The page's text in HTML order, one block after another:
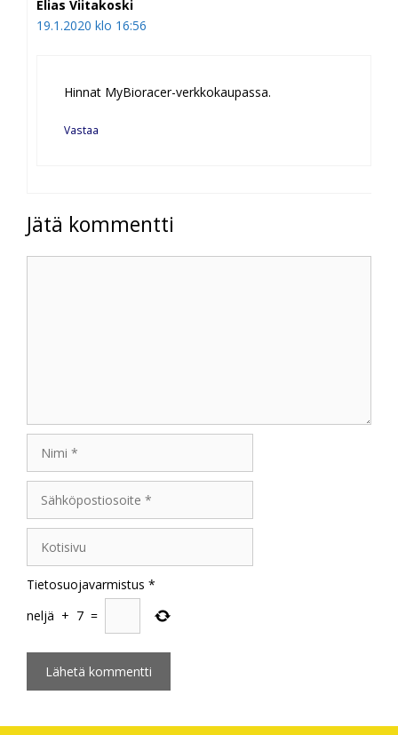
Elias Viitakoski
19.1.2020 klo 16:56
Hinnat MyBioracer-verkkokaupassa.
Vastaa
Jätä kommentti
Tietosuojavarmistus *
neljä + 7 =